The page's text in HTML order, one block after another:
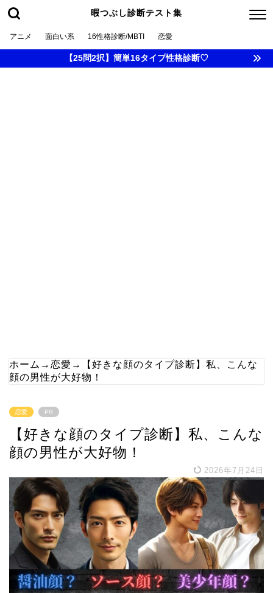
暇つぶし診断テスト集
アニメ 面白い系 16性格診断/MBTI 恋愛
【25問2択】簡単16タイプ性格診断♡
ホーム → 恋愛 →
【好きな顔のタイプ診断】私、こんな
顔の男性が大好物！
恋愛 PR
【好きな顔のタイプ診断】私、こんな
顔の男性が大好物！
2026年7月24日